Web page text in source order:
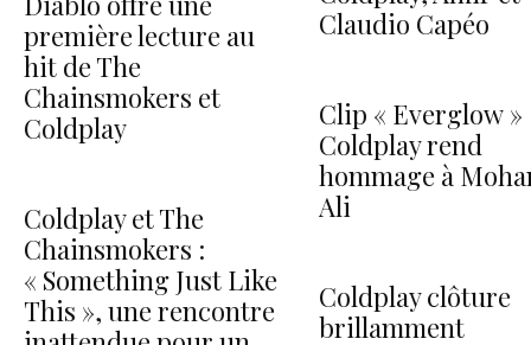
première lecture au
hit de The
Chainsmokers et
Coldplay
Coldplay et The
Chainsmokers :
« Something Just Like
This », une rencontre
Claudio Capéo
Clip « Everglow »
Coldplay rend
hommage à
Ali
Coldplay clôture
brillamment